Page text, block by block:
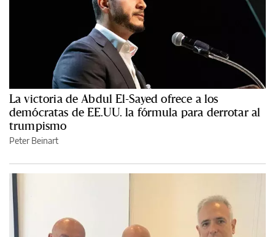
La victoria de Abdul El-Sayed ofrece a los
demócratas de EE.UU. la fórmula para derrotar al
trumpismo
Peter Beinart